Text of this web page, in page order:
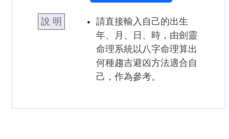
說 明
請直接輸入自己的出生
年、月、日、時，由劍靈
命理系統以八字命理算出
何種趨吉避凶方法適合自
己，作為參考。